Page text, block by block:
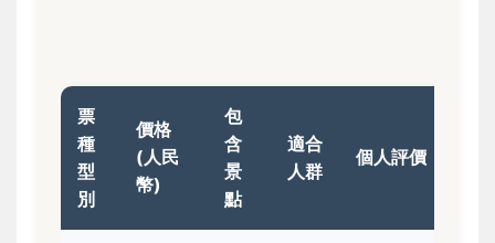
票
種
型
別
價格
(人民
幣)
包
含
景
點
適合
人群
個人評價